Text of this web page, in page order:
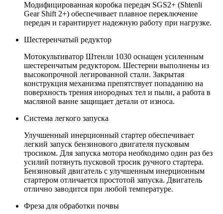
Модифицированная коробка передач SGS2+ (Shtenli
Gear Shift 2+) обеспечивает плавное переключение
передач и гарантирует надежную работу при нагрузке.
Шестеренчатый редуктор
Мотокультиватор Штенли 1030 оснащен усиленным
шестеренчатым редуктором. Шестерни выполнены из
высокопрочной легированной стали. Закрытая
конструкция механизма препятствует попаданию на
поверхность трения инородных тел и пыли, а работа в
масляной ванне защищает детали от износа.
Система легкого запуска
Улучшенный инерционный стартер обеспечивает
легкий запуск бензинового двигателя пусковым
тросиком. Для запуска мотора необходимо один раз без
усилий потянуть пусковой тросик ручного стартера.
Бензиновый двигатель с улучшенным инерционным
стартером отличается простотой запуска. Двигатель
отлично заводится при любой температуре.
Фреза для обработки почвы